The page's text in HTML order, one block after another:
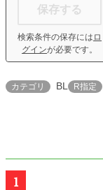
保存する
検索条件の保存には ロ
グインが必要です。
カテゴリ BL R指定
1